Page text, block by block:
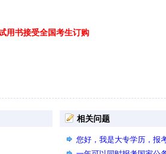
用书接受全国考生订购
相关问题
您好，我是大专学历，报